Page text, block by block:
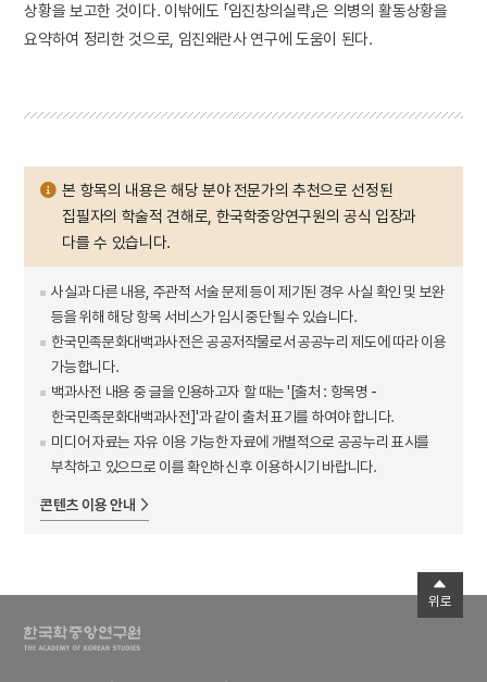
상황을 보고한 것이다. 이밖에도 「임진창의실략」은 의병의 활동상황을
요약하여 정리한 것으로, 임진왜란사 연구에 도움이 된다.
본 항목의 내용은 해당 분야 전문가의 추천으로 선정된
집필자의 학술적 견해로, 한국학중앙연구원의 공식 입장과
다를 수 있습니다.
사실과 다른 내용, 주관적 서술 문제 등이 제기된 경우 사실 확인 및 보완
등을 위해 해당 항목 서비스가 임시 중단될 수 있습니다.
한국민족문화대백과사전은 공공저작물로서 공공누리 제도에 따라 이용
가능합니다.
백과사전 내용 중 글을 인용하고자 할 때는 '[출처 : 항목명 -
한국민족문화대백과사전]'과 같이 출처 표기를 하여야 합니다.
미디어 자료는 자유 이용 가능한 자료에 개별적으로 공공누리 표시를
부착하고 있으므로 이를 확인하신 후 이용하시기 바랍니다.
콘텐츠 이용 안내
위로